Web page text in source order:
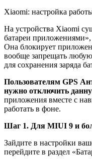
Xiaomi: настройка
На устройства Xiaomi
батареи
Она блокирует
вообще запрещать
для сохранения заряда
Пользователям GPS
нужно отключить
приложения вместе с
работать в фоне.
Шаг 1. Для MIUI 9 и
Зайдите в настройки
перейдите в раздел